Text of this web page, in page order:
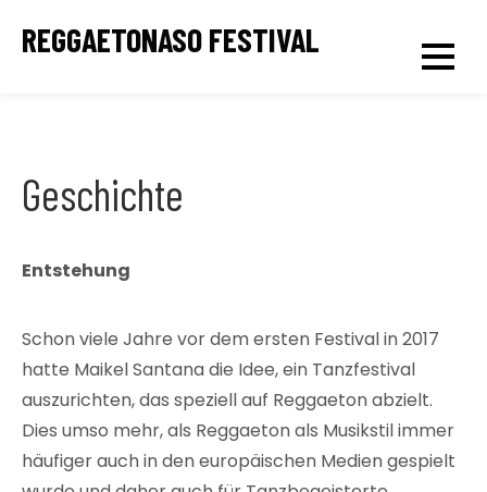
REGGAETONASO FESTIVAL
Geschichte
Entstehung
Schon viele Jahre vor dem ersten Festival in 2017
hatte Maikel Santana die Idee, ein Tanzfestival
auszurichten, das speziell auf Reggaeton abzielt.
Dies umso mehr, als Reggaeton als Musikstil immer
häufiger auch in den europäischen Medien gespielt